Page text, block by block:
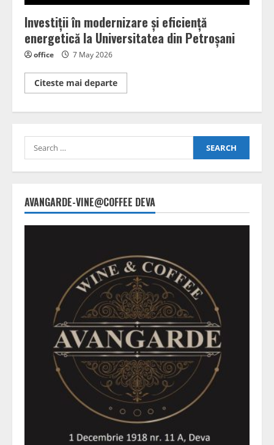
Investiții în modernizare și eficiență
energetică la Universitatea din Petroșani
office 7 May 2026
Citeste mai departeRead
more
și
la
Search
for:
AVANGARDE-VINE@COFFEE DEVA